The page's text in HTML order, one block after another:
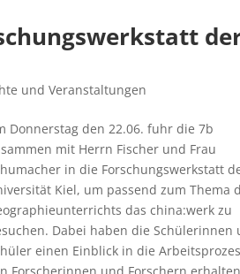
und Veranstaltungen
Donnerstag den 22.06. fuhr die 7b
mit Herrn Fischer und Frau
in die Forschungswerkstatt
Kiel, um passend zum Thema
das china:werk zu
Dabei haben die Schülerinnen
einen Einblick in die